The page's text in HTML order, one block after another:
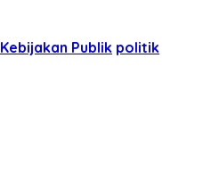
Kebijakan Publik politik